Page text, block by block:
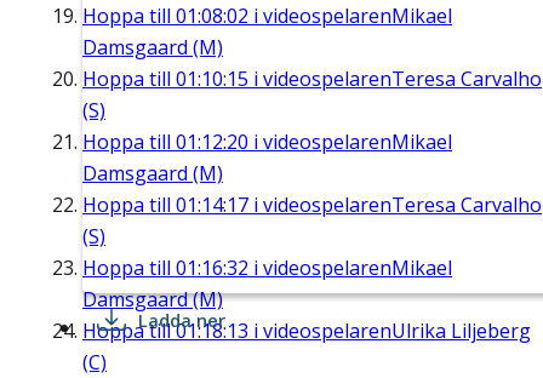
Hoppa till 01:08:02 i videospelarenMikael
Damsgaard (M)
Hoppa till 01:10:15 i videospelarenTeresa Carvalho
(S)
Hoppa till 01:12:20 i videospelarenMikael
Damsgaard (M)
Hoppa till 01:14:17 i videospelarenTeresa Carvalho
(S)
Hoppa till 01:16:32 i videospelarenMikael
Damsgaard (M)
Hoppa till01:18:13 i videospelarenUlrika Liljeberg
(C)
Ladda ner